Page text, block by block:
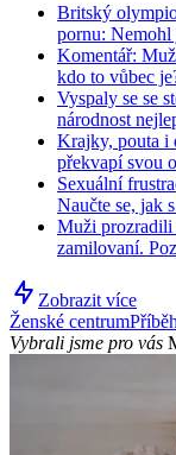
Britský
pornu: Nemohl
Komentář:
kdo to vůbec
Vyspaly se se
národnost
Krajky, pouta i
překvapí svou
Sexuální
Naučte se, jak
Muži prozradili
zamilovaní.
Zobrazit více
Ženské centrum
Vybrali jsme pro vás